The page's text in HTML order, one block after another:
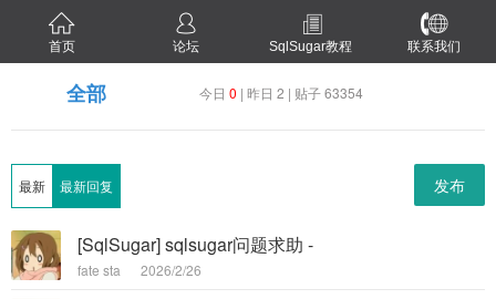
首页 论坛 SqlSugar教程 联系我们
全部 今日 0 | 昨日 2 | 贴子 63354
最新 最新回复 发布
[SqlSugar] sqlsugar问题求助 -
fate sta 2026/2/26